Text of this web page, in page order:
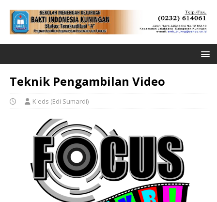
Teknik Pengambilan Video
K'eds (Edi Sumardi)